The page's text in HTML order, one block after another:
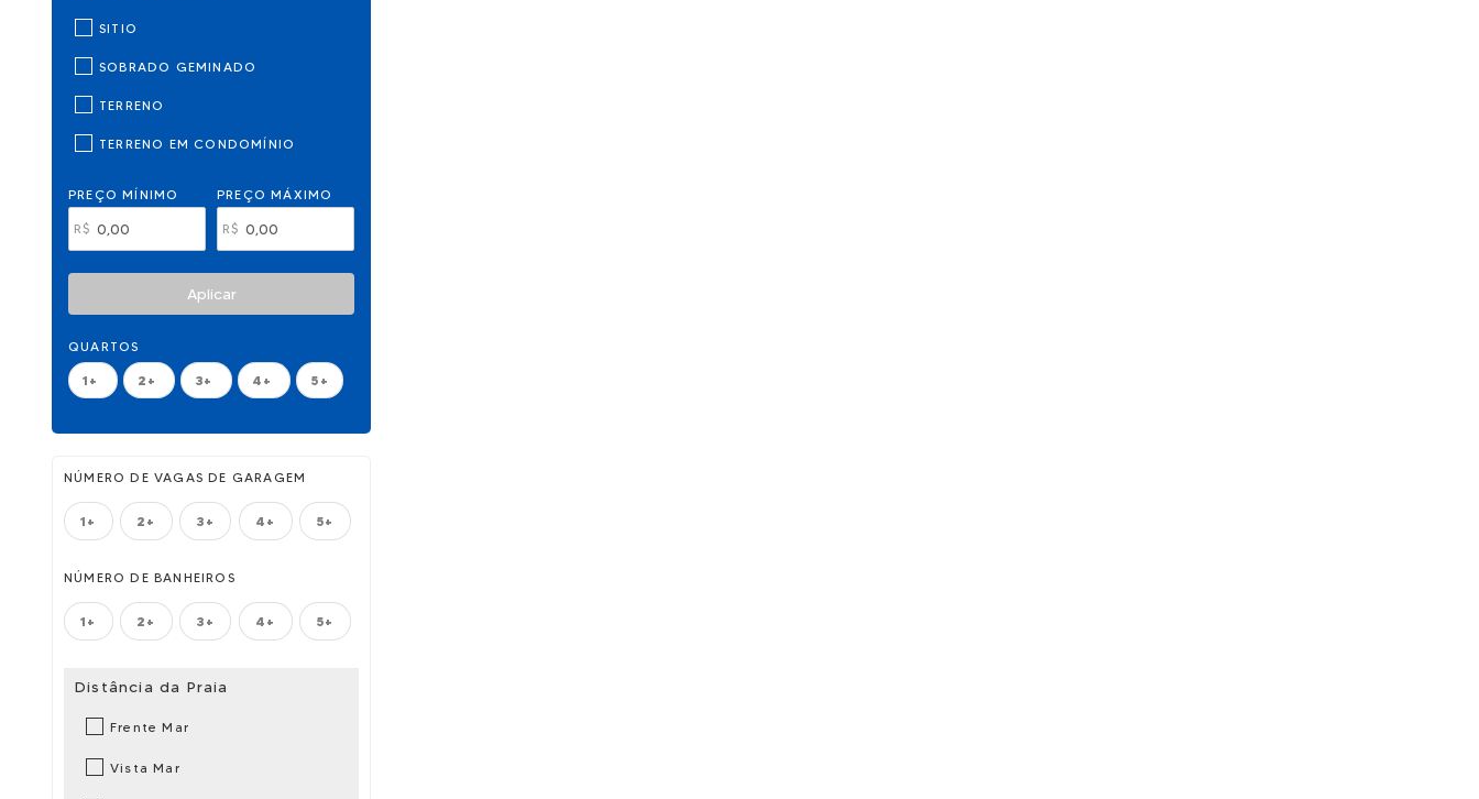
SITIO
SOBRADO GEMINADO
TERRENO
TERRENO EM CONDOMÍNIO
PREÇO MÍNIMO
R$
PREÇO MÁXIMO
R$
Aplicar
QUARTOS
1+ 2+ 3+ 4+ 5+
NÚMERO DE VAGAS DE GARAGEM
1+ 2+ 3+ 4+ 5+
NÚMERO DE BANHEIROS
1+ 2+ 3+ 4+ 5+
Distância da Praia
Frente Mar
Vista Mar